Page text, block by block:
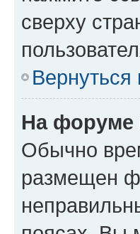
сверху
Вернуться
На форуме
Обычно
размещен